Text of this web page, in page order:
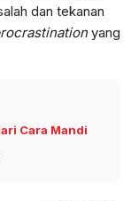
dan tekanan
yang
Cara Mandi